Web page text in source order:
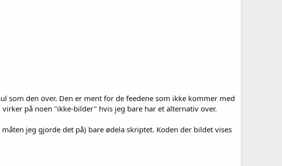
som den over. Den er ment for de feedene som ikke kommer med
på noen "ikke-bilder" hvis jeg bare har et alternativ over.
jeg gjorde det på) bare ødela skriptet. Koden der bildet vises